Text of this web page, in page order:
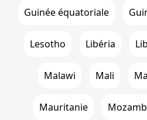
Guinée équatoriale
Lesotho Libéria
Malawi Mali
Mauritanie